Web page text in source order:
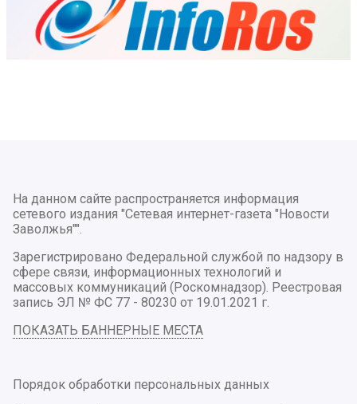
На данном сайте распространяется информация
сетевого издания "Сетевая интернет-газета "Новости
Заволжья"".
Зарегистрировано Федеральной службой по надзору в
сфере связи, информационных технологий и
массовых коммуникаций (Роскомнадзор). Реестровая
запись ЭЛ № ФС 77 - 80230 от 19.01.2021 г.
ПОКАЗАТЬ БАННЕРНЫЕ МЕСТА
Порядок обработки персональных данных